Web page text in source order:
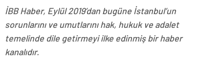
İBB Haber, Eylül 2019’dan bugüne İstanbul’un
sorunlarını ve umutlarını hak, hukuk ve adalet
temelinde dile getirmeyi ilke edinmiş bir haber
kanalıdır.